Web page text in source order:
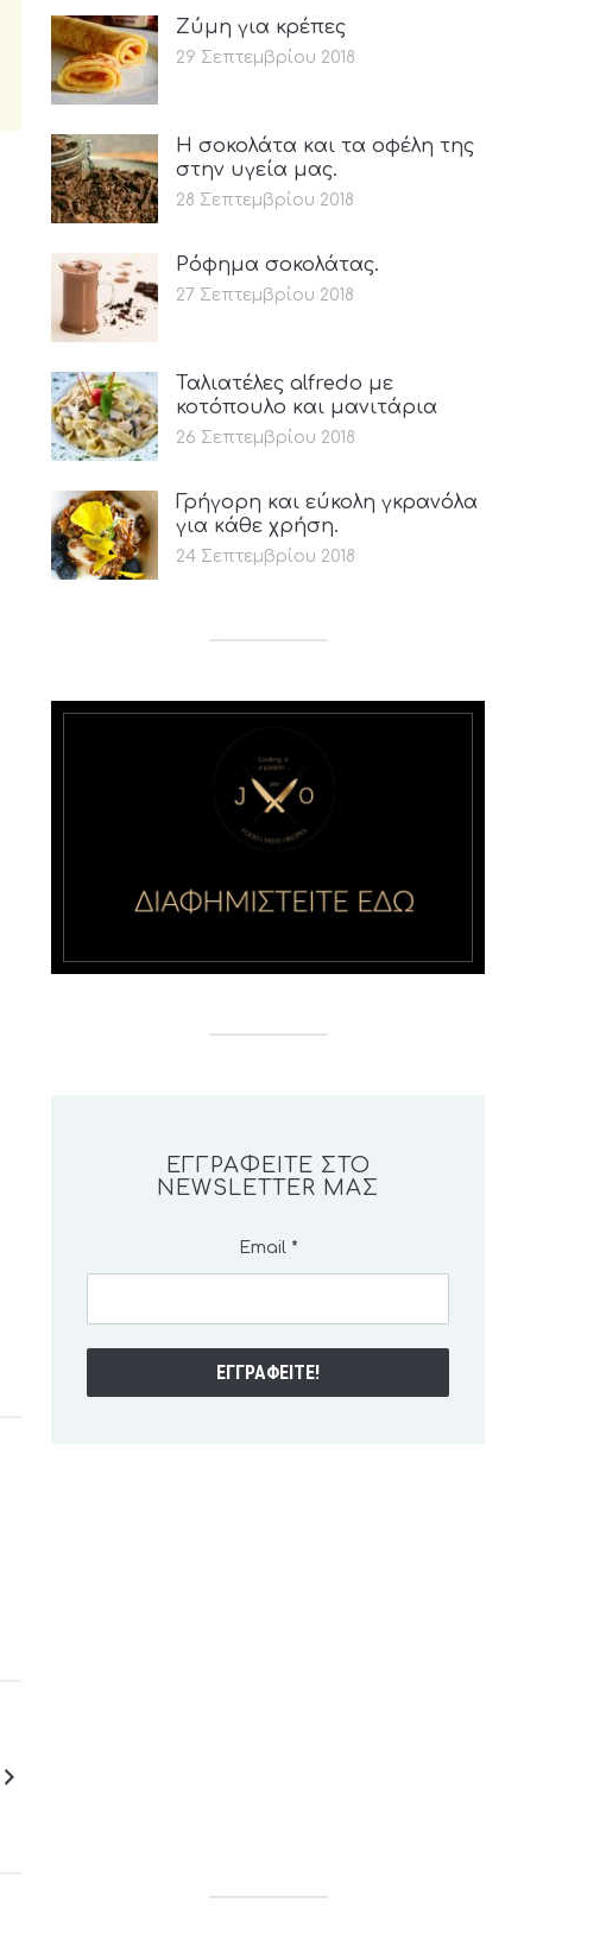
Ζύμη για κρέπες
29 Σεπτεμβρίου 2018
Η σοκολάτα και τα οφέλη της
στην υγεία μας.
28 Σεπτεμβρίου 2018
Ρόφημα σοκολάτας.
27 Σεπτεμβρίου 2018
Ταλιατέλες alfredo με
κοτόπουλο και μανιτάρια
26 Σεπτεμβρίου 2018
Γρήγορη και εύκολη γκρανόλα
για κάθε χρήση.
24 Σεπτεμβρίου 2018
ΕΓΓΡΑΦΕΊΤΕ ΣΤΟ
NEWSLETTER ΜΑΣ
Email *